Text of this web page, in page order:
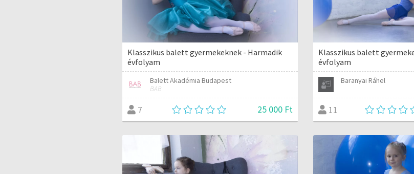
Klasszikus balett gyermekeknek - Harmadik
évfolyam
Balett Akadémia Budapest
BAB
7 25 000 Ft
Klasszikus balett
évfolyam
Baranyai Ráhel
11